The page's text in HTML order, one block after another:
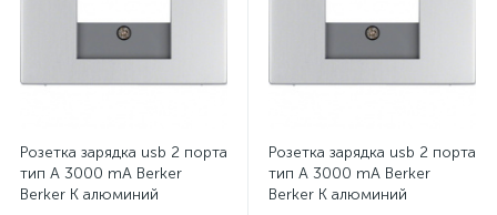
Розетка зарядка usb 2 порта
тип А 3000 mA Berker
Berker K алюминий
Розетка зарядка usb 2 порта
тип А 3000 mA Berker
Berker K алюминий